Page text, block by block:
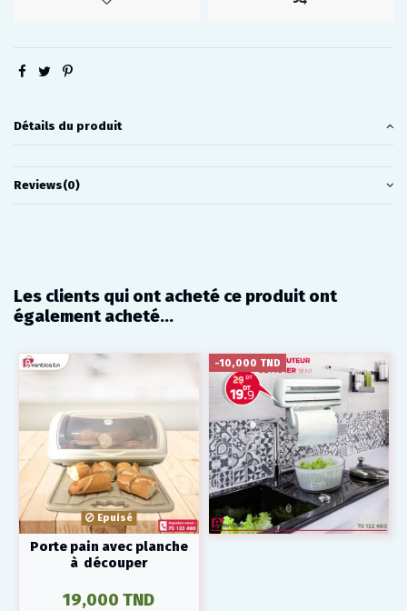
Détails du produit
Reviews(0)
Les clients qui ont acheté ce produit ont
également acheté...
Epuisé
Porte pain avec planche
à découper
19,000 TND
-10,000 TND